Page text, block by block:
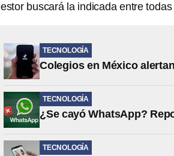
buscará la indicada entre
TECNOLOGÍA
Colegios en México
TECNOLOGÍA
¿Se cayó WhatsApp?
TECNOLOGÍA